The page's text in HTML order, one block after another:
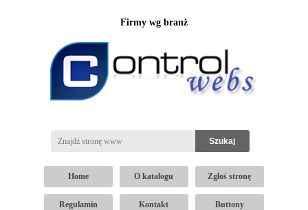
Firmy wg branż
Home O katalogu Zgłoś stronę
Regulamin Kontakt Buttony